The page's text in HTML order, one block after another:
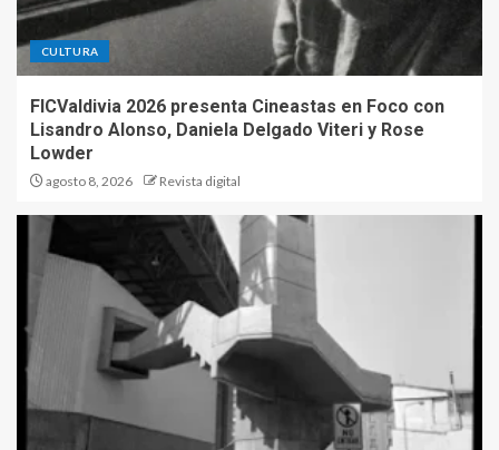
CULTURA
FICValdivia 2026 presenta Cineastas en Foco con
Lisandro Alonso, Daniela Delgado Viteri y Rose
Lowder
agosto 8, 2026 Revista digital